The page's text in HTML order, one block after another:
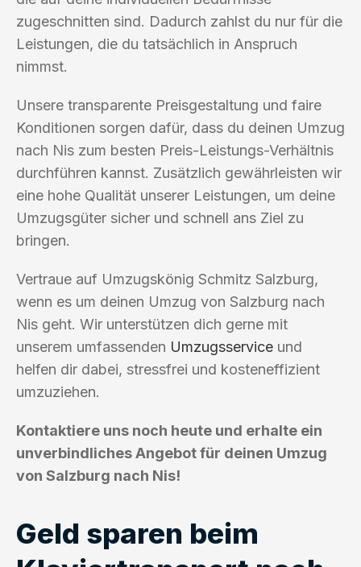
zugeschnitten sind. Dadurch zahlst du nur für die
Leistungen, die du tatsächlich in Anspruch
nimmst.
Unsere transparente Preisgestaltung und faire
Konditionen sorgen dafür, dass du deinen Umzug
nach Nis zum besten Preis-Leistungs-Verhältnis
durchführen kannst. Zusätzlich gewährleisten wir
eine hohe Qualität unserer Leistungen, um deine
Umzugsgüter sicher und schnell ans Ziel zu
bringen.
Vertraue auf Umzugskönig Schmitz Salzburg,
wenn es um deinen Umzug von Salzburg nach
Nis geht. Wir unterstützen dich gerne mit
unserem umfassenden Umzugsservice und
helfen dir dabei, stressfrei und kosteneffizient
umzuziehen.
Kontaktiere uns noch heute und erhalte ein
unverbindliches Angebot für deinen Umzug
von Salzburg nach Nis!
Geld sparen beim